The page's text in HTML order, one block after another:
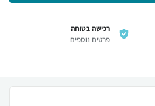
רכישה בטוחה
פרטים נוספים